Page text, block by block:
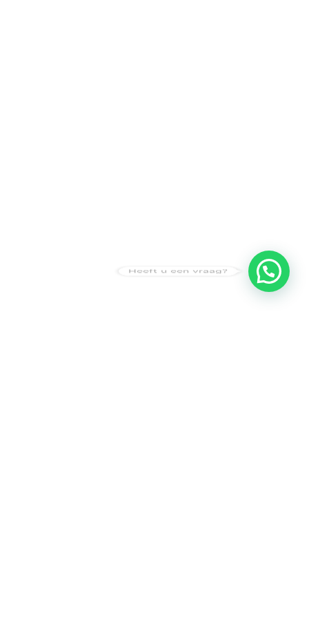
Heeft u een vraag?